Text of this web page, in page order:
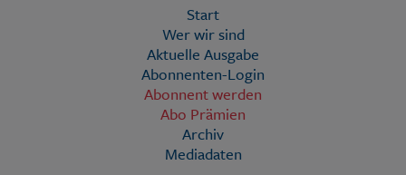
Start
Wer wir sind
Aktuelle Ausgabe
Abonnenten-Login
Abonnent werden
Abo Prämien
Archiv
Mediadaten